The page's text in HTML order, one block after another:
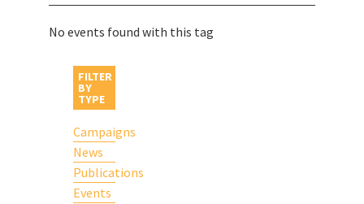
No events found with this tag
FILTER
BY
TYPE
Campaigns
News
Publications
Events